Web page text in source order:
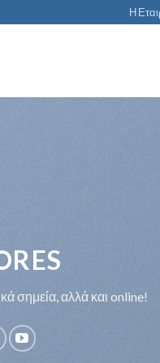
Η
σημεία, αλλά και online!